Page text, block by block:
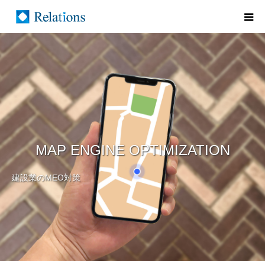
MAP ENGINE OPTIMIZATION
建設業のMEO対策